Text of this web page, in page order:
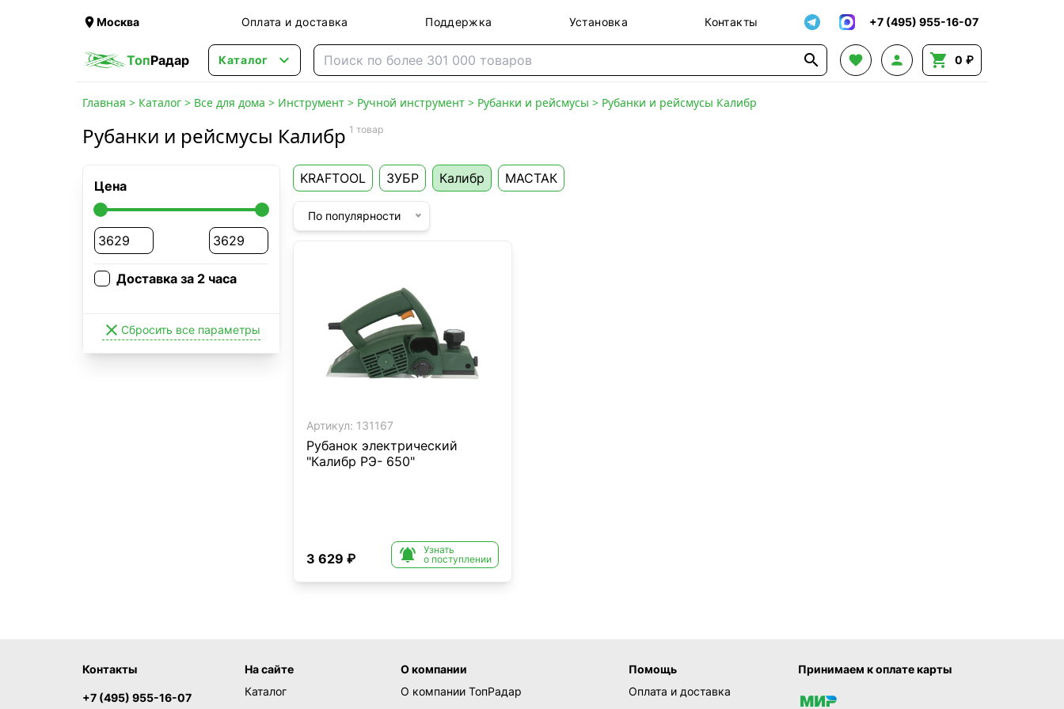
Москва Оплата и доставка Поддержка Установка Контакты +7 (495) 955-16-07
ТопРадар Каталог      0 ₽
Главная > Каталог > Все для дома > Инструмент > Ручной инструмент > Рубанки и рейсмусы > Рубанки и рейсмусы Калибр
Рубанки и рейсмусы Калибр 1 товар
Цена
Доставка за 2 часа
 Сбросить все параметры
KRAFTOOL ЗУБР Калибр МАСТАК
По популярности
Артикул: 131167
Рубанок электрический
"Калибр РЭ- 650"
3 629 ₽ 
Узнать
о поступлении
Контакты
+7 (495) 955-16-07
На сайте
Каталог
О компании
О компании ТопРадар
Помощь
Оплата и доставка
Принимаем к оплате карты